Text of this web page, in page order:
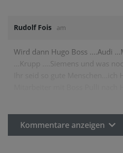
Rudolf Fois am
Wird dann Hugo Boss ....Audi
...Krupp ....Siemens und was
Kommentare anzeigen